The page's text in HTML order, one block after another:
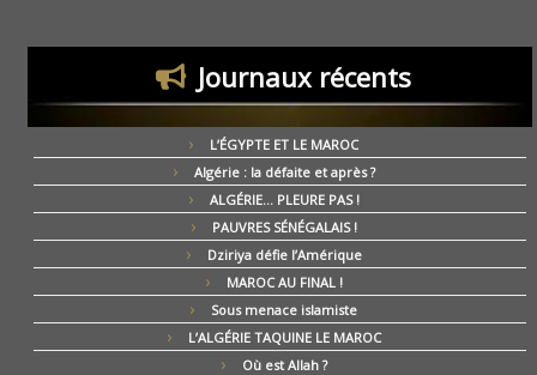
Journaux récents
L’ÉGYPTE ET LE MAROC
Algérie : la défaite et après ?
ALGÉRIE… PLEURE PAS !
PAUVRES SÉNÉGALAIS !
Dziriya défie l’Amérique
MAROC AU FINAL !
Sous menace islamiste
L’ALGÉRIE TAQUINE LE MAROC
Où est Allah ?